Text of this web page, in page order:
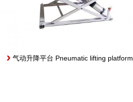
气动升降平台 Pneumatic lifting platform